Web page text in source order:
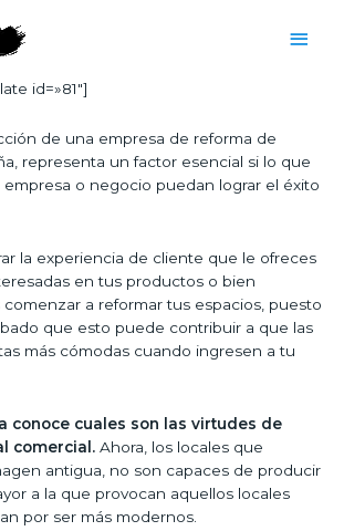
id=»81″]
de una empresa de reforma de
representa un factor esencial si lo que
o negocio puedan lograr el éxito
la experiencia de cliente que le ofreces
en tus productos o bien
comenzar a reformar tus espacios, puesto
que esto puede contribuir a que las
más cómodas cuando ingresen a tu
conoce cuales son las virtudes de
comercial. Ahora, los locales que
antigua, no son capaces de producir
a la que provocan aquellos locales
por ser más modernos.